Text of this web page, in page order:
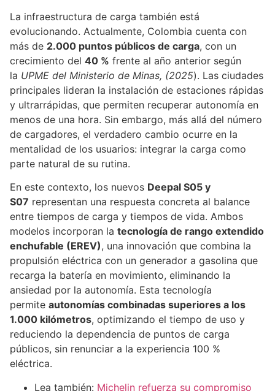
La infraestructura de carga también está
evolucionando. Actualmente, Colombia cuenta con
más de 2.000 puntos públicos de carga, con un
crecimiento del 40 % frente al año anterior según
la UPME del Ministerio de Minas, (2025). Las ciudades
principales lideran la instalación de estaciones rápidas
y ultrarrápidas, que permiten recuperar autonomía en
menos de una hora. Sin embargo, más allá del número
de cargadores, el verdadero cambio ocurre en la
mentalidad de los usuarios: integrar la carga como
parte natural de su rutina.
En este contexto, los nuevos Deepal S05 y
S07 representan una respuesta concreta al balance
entre tiempos de carga y tiempos de vida. Ambos
modelos incorporan la tecnología de rango extendido
enchufable (EREV), una innovación que combina la
propulsión eléctrica con un generador a gasolina que
recarga la batería en movimiento, eliminando la
ansiedad por la autonomía. Esta tecnología
permite autonomías combinadas superiores a los
1.000 kilómetros, optimizando el tiempo de uso y
reduciendo la dependencia de puntos de carga
públicos, sin renunciar a la experiencia 100 %
eléctrica.
Lea también: Michelin refuerza su compromiso